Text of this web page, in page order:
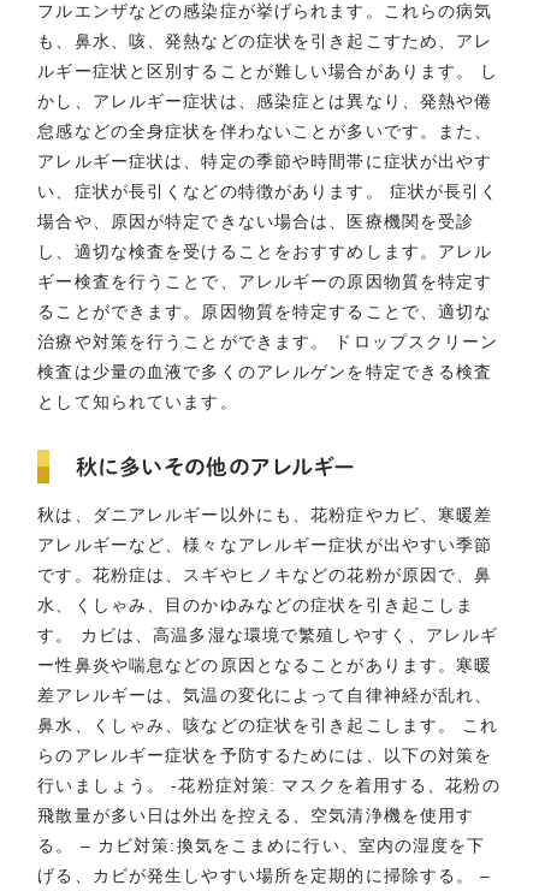
フルエンザなどの感染症が挙げられます。これらの病気
も、鼻水、咳、発熱などの症状を引き起こすため、アレ
ルギー症状と区別することが難しい場合があります。 し
かし、アレルギー症状は、感染症とは異なり、発熱や倦
怠感などの全身症状を伴わないことが多いです。また、
アレルギー症状は、特定の季節や時間帯に症状が出やす
い、症状が長引くなどの特徴があります。 症状が長引く
場合や、原因が特定できない場合は、医療機関を受診
し、適切な検査を受けることをおすすめします。アレル
ギー検査を行うことで、アレルギーの原因物質を特定す
ることができます。原因物質を特定することで、適切な
治療や対策を行うことができます。 ドロップスクリーン
検査は少量の血液で多くのアレルゲンを特定できる検査
として知られています。
秋に多いその他のアレルギー
秋は、ダニアレルギー以外にも、花粉症やカビ、寒暖差
アレルギーなど、様々なアレルギー症状が出やすい季節
です。花粉症は、スギやヒノキなどの花粉が原因で、鼻
水、くしゃみ、目のかゆみなどの症状を引き起こしま
す。 カビは、高温多湿な環境で繁殖しやすく、アレルギ
ー性鼻炎や喘息などの原因となることがあります。寒暖
差アレルギーは、気温の変化によって自律神経が乱れ、
鼻水、くしゃみ、咳などの症状を引き起こします。 これ
らのアレルギー症状を予防するためには、以下の対策を
行いましょう。 -花粉症対策: マスクを着用する、花粉の
飛散量が多い日は外出を控える、空気清浄機を使用す
る。 – カビ対策:換気をこまめに行い、室内の湿度を下
げる、カビが発生しやすい場所を定期的に掃除する。 –